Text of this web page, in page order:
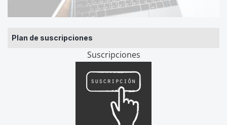
Plan de suscripciones
Suscripciones